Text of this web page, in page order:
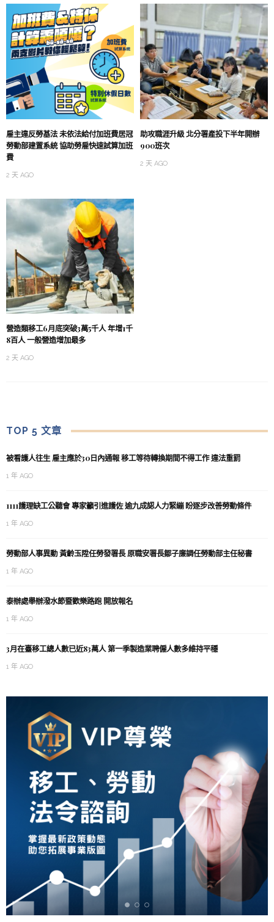
雇主違反勞基法 未依法給付加班費居冠
勞動部建置系統 協助勞雇快速試算加班
費
2 天 AGO
助攻職涯升級 北分署產投下半年開辦
900班次
2 天 AGO
營造類移工6月底突破3萬5千人 年增1千
8百人 一般營造增加最多
2 天 AGO
TOP 5 文章
被看護人往生 雇主應於30日內通報 移工等待轉換期間不得工作 違法重罰
1 年 AGO
1111護理缺工公聽會 專家籲引進護佐 逾九成認人力緊繃 盼逐步改善勞動條件
1 年 AGO
勞動部人事異動 黃齡玉陞任勞發署長 原職安署長鄒子廉調任勞動部主任秘書
1 年 AGO
泰辦處舉辦潑水節暨歡樂路跑 開放報名
1 年 AGO
3月在臺移工總人數已近83萬人 第一季製造業聘僱人數多維持平穩
1 年 AGO